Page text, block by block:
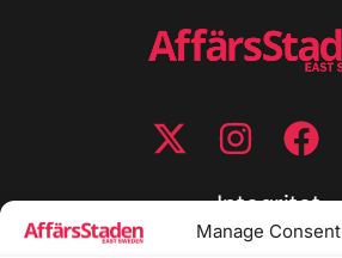
Manage Consent
Integritet